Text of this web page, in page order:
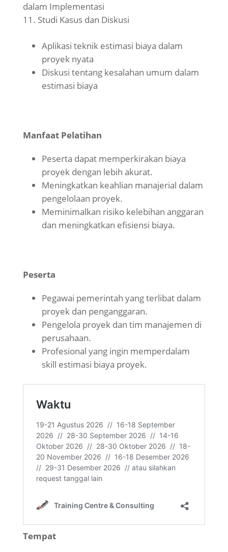
dalam Implementasi
Studi Kasus dan Diskusi
Aplikasi teknik estimasi biaya dalam
proyek nyata
Diskusi tentang kesalahan umum dalam
estimasi biaya
Manfaat Pelatihan
Peserta dapat memperkirakan biaya
proyek dengan lebih akurat.
Meningkatkan keahlian manajerial dalam
pengelolaan proyek.
Meminimalkan risiko kelebihan anggaran
dan meningkatkan efisiensi biaya.
Peserta
Pegawai pemerintah yang terlibat dalam
proyek dan penganggaran.
Pengelola proyek dan tim manajemen di
perusahaan.
Profesional yang ingin memperdalam
skill estimasi biaya proyek.
Tempat